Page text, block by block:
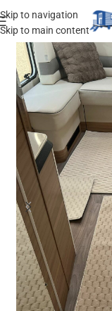
Skip to navigation
Skip to main content